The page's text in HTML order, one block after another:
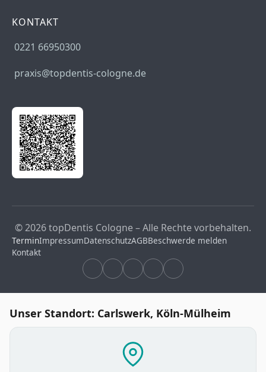
KONTAKT
0221 66950300
praxis@topdentis-cologne.de
© 2026 topDentis Cologne – Alle Rechte vorbehalten.
TerminImpressumDatenschutzAGBBeschwerde melden
Kontakt
Unser Standort: Carlswerk, Köln-Mülheim